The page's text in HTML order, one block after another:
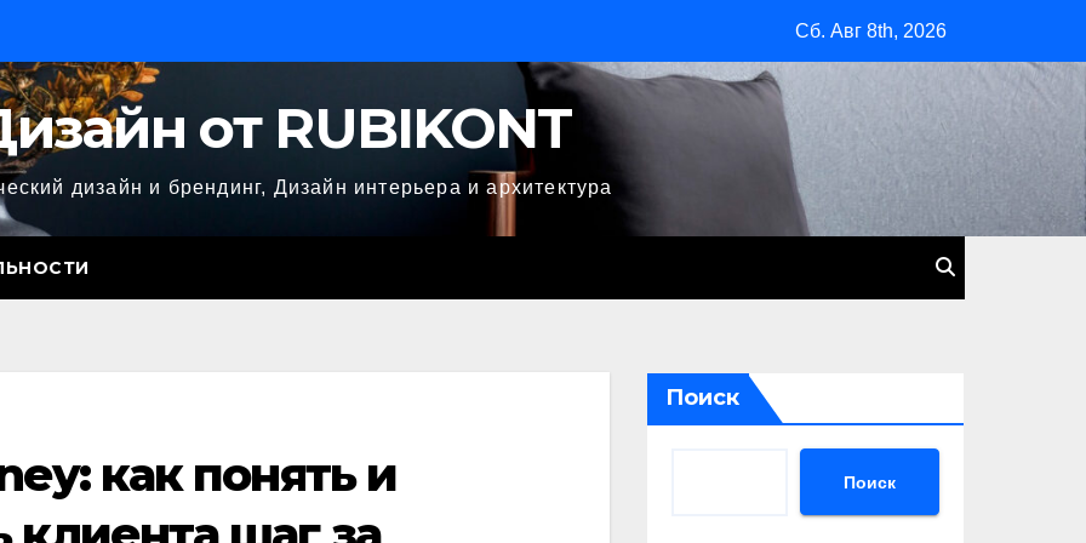
Сб. Авг 8th, 2026
от RUBIKONT
дизайн и брендинг, Дизайн интерьера и архитектура
как понять и
Поиск
Поиск